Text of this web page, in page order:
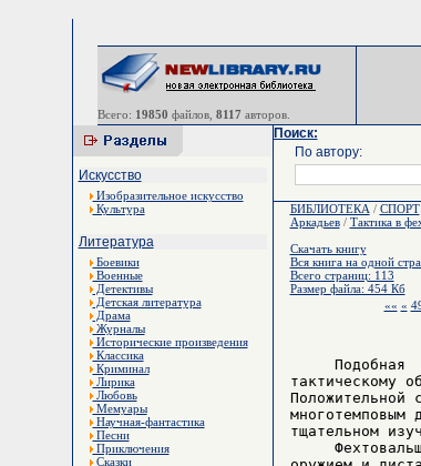
Всего: 19850 файлов, 8117 авторов.
Искусство
Изобразительное искусство
Культура
Литература
Боевики
Военные
Детективы
Детская литература
Драма
Журналы
Исторические произведения
Классика
Криминал
Лирика
Любовь
Мемуары
Научная-фантастика
Песни
Приключения
Сказки
Поиск:
По автору:
БИБЛИОТЕКА / СПОРТ
Аркадьев/ Тактика в
Скачать книгу
Вся книга на одной
Всего страниц: 113
Размер файла: 454 Кб
«« «
Подобная
тактическому
Положительной
многотемповым
тщательном